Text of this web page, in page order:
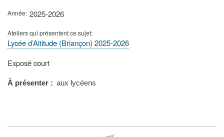
Année 2025-2026
Ateliers qui présentent ce sujet
Lycée d’Altitude (Briançon) 2025-2026
Type
présentation
Exposé court
À présenter aux lycéens